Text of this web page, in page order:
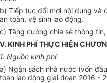
b) Tiếp tục đổi mới nội dung và
an toàn, vệ sinh lao động.
c) Tăng cường chia sẻ thông
V. KINH PHÍ THỰC HIỆN
1. Nguồn kinh phí:
a) Ngân sách nhà nước (vốn
toàn lao động giai đoạn 2016 -